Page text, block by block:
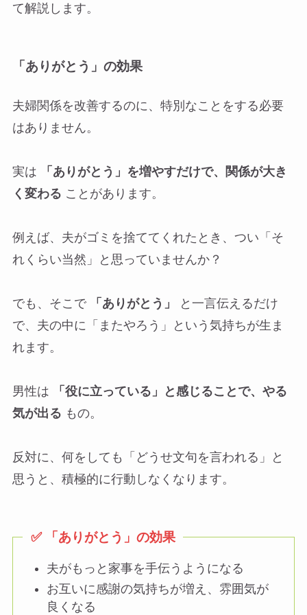
て解説します。
「ありがとう」の効果
夫婦関係を改善するのに、特別なことをする必要
はありません。
実は
「ありがとう」を増やすだけで、関係が大き
く変わる ことがあります。
例えば、夫がゴミを捨ててくれたとき、つい「そ
れくらい当然」と思っていませんか？
でも、そこで 「ありがとう」
と一言伝えるだけ
で、夫の中に「またやろう」という気持ちが生ま
れます。
男性は
「役に立っている」と感じることで、やる
気が出る もの。
反対に、何をしても「どうせ文句を言われる」と
思うと、積極的に行動しなくなります。
✅ 「ありがとう」の効果
夫がもっと家事を手伝うようになる
お互いに感謝の気持ちが増え、雰囲気が
良くなる